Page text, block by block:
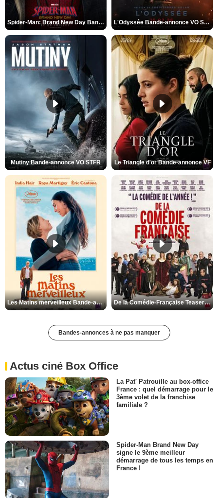
Spider-Man: Brand New Day Bande-annonce VO STFR L'Odyssée Bande-annonce VO STFR
Mutiny Bande-annonce VO STFR Le Triangle d'or Bande-annonce VF
Les Matins merveilleux Bande-annonce VF De la Comédie-Française Teaser VF
Bandes-annonces à ne pas manquer
Actus ciné Box Office
La Pat' Patrouille au box-office
France : quel démarrage pour le
3ème volet de la franchise
familiale ?
Spider-Man Brand New Day
signe le 9ème meilleur
démarrage de tous les temps en
France !